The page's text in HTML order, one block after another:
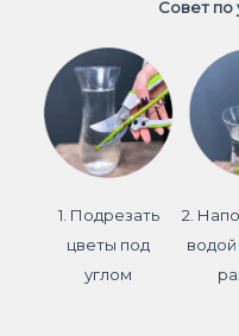
Совет по
1. Подрезать
цветы под
углом
2.
водой